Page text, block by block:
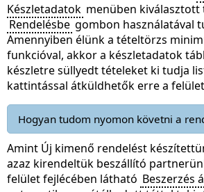
Készletadatok menüben kiválasztott
Rendelésbe gombon használatával
Amennyiben élünk a tételtörzs
funkcióval, akkor a készletadatok
készletre süllyedt tételeket ki tudja
kattintással átküldhetők erre a
Hogyan tudom nyomon követni a
Amint Új kimenő rendelést
azaz kirendeltük beszállító
felület fejlécében látható Beszerzés